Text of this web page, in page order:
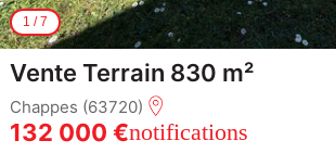
1 /7
Vente Terrain 830 m²
Chappes (63720)
132 000 €notifications